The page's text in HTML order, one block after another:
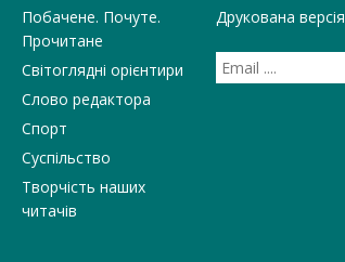
Побачене. Почуте.
Прочитане
Світоглядні орієнтири
Слово редактора
Спорт
Суспільство
Творчість наших
читачів
Друкована версія